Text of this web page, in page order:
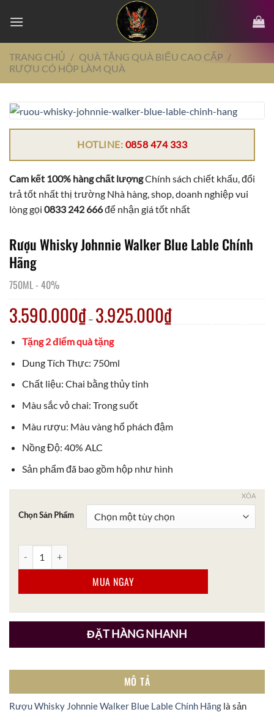
đến
dungTRANG CHỦ / QUÀ TẶNG QUÀ BIẾU CAO CẤP /
RƯỢU CÓ HỘP LÀM QUÀ
HOTLINE: 0858 474 333
Cam kết 100% hàng chất lượngChính sách chiết khấu, đổi
trả tốt nhất thị trường Nhà hàng, shop, doanh nghiệp vui
lòng gọi 0833 242 666để nhận giá tốt nhất
Rượu Whisky Johnnie Walker Blue Lable Chính
Hãng
750ML- 40%
3.590.000₫ – 3.925.000₫
Tặng 2 điểm quà tặng
Dung Tích Thực: 750ml
Chất liệu: Chai bằng thủy tinh
Màu sắc vỏ chai: Trong suốt
Màu rượu: Màu vàng hổ phách đậm
Nồng Độ: 40% ALC
Sản phẩm đã bao gồm hộp như hình
Chọn Sản Phẩm
XÓA
MUA NGAY
ĐẶT HÀNG NHANH
MÔ TẢ
Rượu Whisky Johnnie Walker Blue Lable Chính Hãng là sản